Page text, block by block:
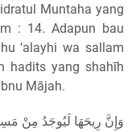
Muntaha yang
: 14. Adapun bau
‘alayhi wa sallam
hadits yang shahīh
Mājah.
وَإِنَّ رِيحَهَا لَيُوجَدُ مِنْ